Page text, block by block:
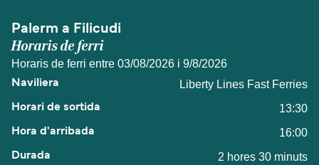
Palerm a Filicudi
Horaris de ferri
Horaris de ferri entre 03/08/2026 i 9/8/2026
Liberty Lines Fast Ferries
13:30
16:00
2 hores 30 minuts